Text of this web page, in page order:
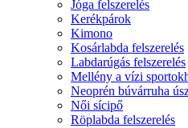
Jóga felszerelés
Kerékpárok
Kimono
Kosárlabda felszerelés
Labdarúgás felszerelés
Mellény a vízi
Neoprén búvárruha
Női sícipő
Röplabda felszerelés